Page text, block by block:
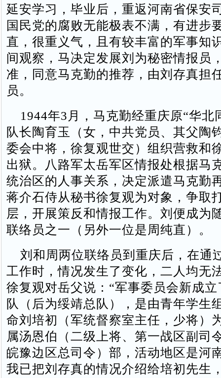
延安学习，毕业后，重返河南省保安
国民党的腐败无能极表不满，有进步
直，很重义气，且有较丰富的军事知
间观察，马决定发展刘为秘密情报员
准，同意马克勤的推荐，由刘存真担
员。
1944年3月，马克勤经重庆原“华北
队长陶育玉（女，中共党员、其父陶
委会中将，徐复观世交）组织营救和
出狱。八路军太岳军区情报处根据马
统治区的人事关系，决定派遣马克勤
蒋介石侍从秘书徐复观为对象，争取
层，开展策反和情报工作。刘便成为
联络员之一（另外一位是周纯直）。
刘和周两位联络员到重庆后，在通
工作时，情况发生了变化，二人均无
徐复观对岳父说：“军事委员会新成
队（后为绥靖总队），是由青年学生
命刘培初（军统督察室主任，少将）
属汤恩伯（二级上将、第一战区副司
皖豫边区总司令）部，活动地区是河
我已把刘存真的情况介绍给培初先生